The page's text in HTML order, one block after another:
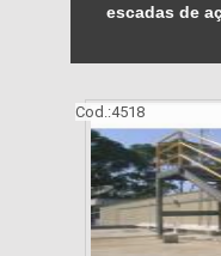
escadas de
Cod.:4518